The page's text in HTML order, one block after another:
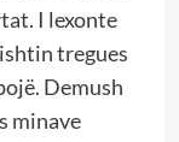
I lexonte
tregues
Demush
minave